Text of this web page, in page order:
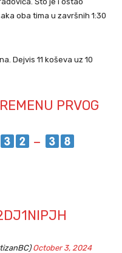
oba tima u završnih 1:30
Dejvis 11 koševa uz 10
PRVOG
–
October 3, 2024